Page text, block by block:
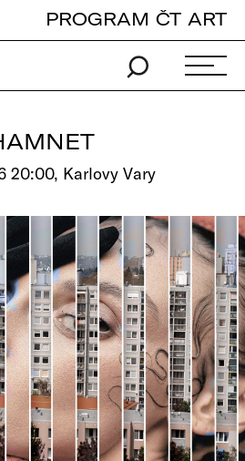
PROGRAM ČT ART
20:00, Karlovy Vary